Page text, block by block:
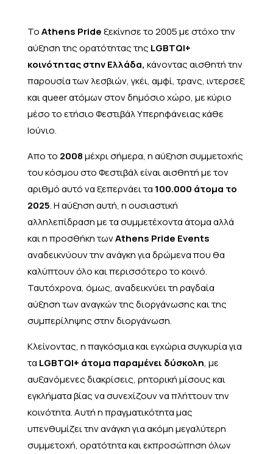
ΤοAthens Prideξεκίνησε το 2005 με στόχο την
αύξηση της ορατότητας της LGBTQI+
κοινότητας στην Ελλάδα, κάνοντας αισθητή την
παρουσία των λεσβιών, γκέι, αμφί, τρανς, ιντερσεξ
και queer ατόμων στον δημόσιο χώρο, με κύριο
μέσο το ετήσιο Φεστιβάλ Υπερηφάνειας κάθε
Ιούνιο.
Απο το 2008μέχρι σήμερα, η αύξηση συμμετοχής
του κόσμου στο Φεστιβάλ είναι αισθητή με τον
αριθμό αυτό να ξεπερνάει τα 100.000 άτομα το
2025. Η αύξηση αυτή, η ουσιαστική
αλληλεπίδραση με τα συμμετέχοντα άτομα αλλά
και η προσθήκη τωνAthens Pride Events
αναδεικνύουν την ανάγκη για δρώμενα που θα
καλύπτουν όλο και περισσότερο το κοινό.
Ταυτόχρονα, όμως, αναδεικνύει τη ραγδαία
αύξηση των αναγκών της διοργάνωσης και της
συμπερίληψης στην διοργάνωση.
Κλείνοντας, η παγκόσμια και εγχώρια συγκυρία για
τα LGBTQI+ άτομα παραμένει δύσκολη, με
αυξανόμενες διακρίσεις, ρητορική μίσους και
εγκλήματα βίας να συνεχίζουν να πλήττουν την
κοινότητα. Αυτή η πραγματικότητα μας
υπενθυμίζει την ανάγκη για ακόμη μεγαλύτερη
συμμετοχή, ορατότητα και εκπροσώπηση όλων